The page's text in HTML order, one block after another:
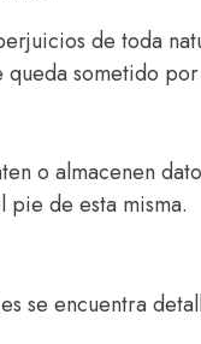
de toda
sometido
o almacenen
pie de esta misma.
se encuentra